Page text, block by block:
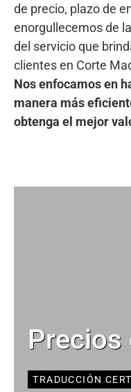
de precio, plazo de
enorgullecemos de
del servicio que
clientes en Corte
Nos enfocamos en
manera más
obtenga el mejor
Precios
TRADUCCIÓN